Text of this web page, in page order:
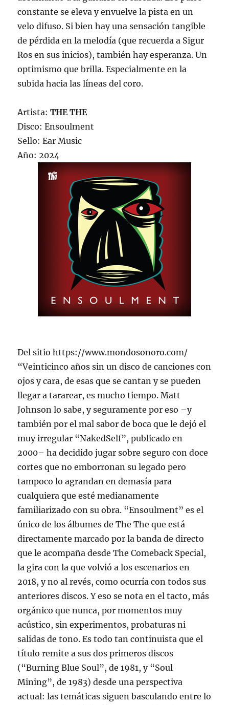
constante se eleva y envuelve la pista en un
velo difuso. Si bien hay una sensación tangible
de pérdida en la melodía (que recuerda a Sigur
Ros en sus inicios), también hay esperanza. Un
optimismo que brilla. Especialmente en la
subida hacia las líneas del coro.
Artista:THE THE
Disco: Ensoulment
Sello: Ear Music
Año: 2024
Del sitio https://www.mondosonoro.com/
“Veinticinco años sin un disco de canciones con
ojos y cara, de esas que se cantan y se pueden
llegar a tararear, es mucho tiempo. Matt
Johnson lo sabe, y seguramente por eso –y
también por el mal sabor de boca que le dejó el
muy irregular “NakedSelf”, publicado en
2000– ha decidido jugar sobre seguro con doce
cortes que no emborronan su legado pero
tampoco lo agrandan en demasía para
cualquiera que esté medianamente
familiarizado con su obra. “Ensoulment” es el
único de los álbumes de The The que está
directamente marcado por la banda de directo
que le acompaña desde The Comeback Special,
la gira con la que volvió a los escenarios en
2018, y no al revés, como ocurría con todos sus
anteriores discos. Y eso se nota en el tacto, más
orgánico que nunca, por momentos muy
acústico, sin experimentos, probaturas ni
salidas de tono. Es todo tan continuista que el
título remite a sus dos primeros discos
(“Burning Blue Soul”, de 1981, y “Soul
Mining”, de 1983) desde una perspectiva
actual: las temáticas siguen basculando entre lo